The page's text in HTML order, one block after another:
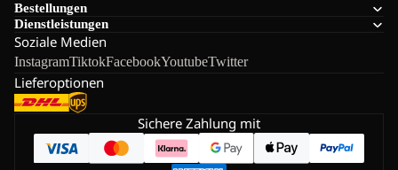
Bestellungen
Dienstleistungen
Soziale Medien
InstagramTiktokFacebookYoutubeTwitter
Lieferoptionen
Sichere Zahlung mit